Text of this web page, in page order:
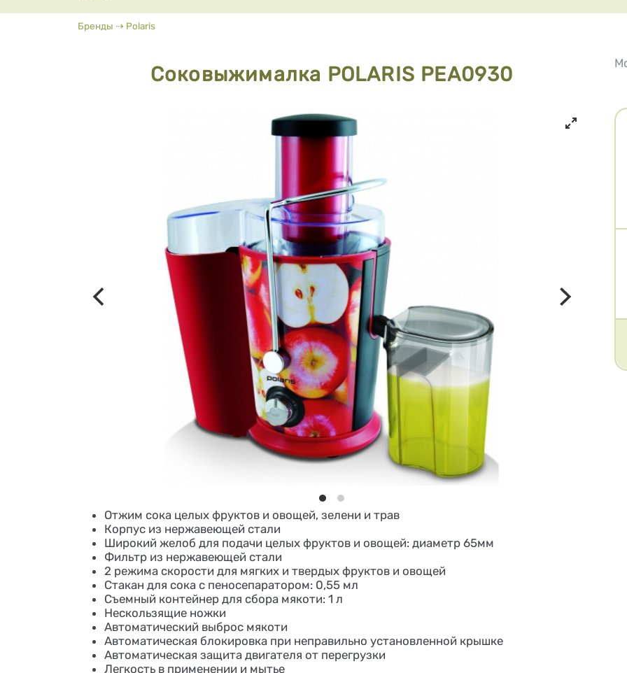
Вы здесь
Бренды ⇢ Polaris
Соковыжималка POLARIS PEA0930
Отжим сока целых фруктов и овощей, зелени и трав
Корпус из нержавеющей стали
Широкий желоб для подачи целых фруктов и овощей: диаметр 65мм
Фильтр из нержавеющей стали
2 режима скорости для мягких и твердых фруктов и овощей
Стакан для сока с пеносепаратором: 0,55 мл
Съемный контейнер для сбора мякоти: 1 л
Нескользящие ножки
Автоматический выброс мякоти
Автоматическая блокировка при неправильно установленной крышке
Автоматическая защита двигателя от перегрузки
Легкость в применении и мытье